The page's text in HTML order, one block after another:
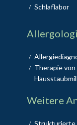
/ Schlaflabor
/
/
Therapie
Weitere
/ Strukturierte